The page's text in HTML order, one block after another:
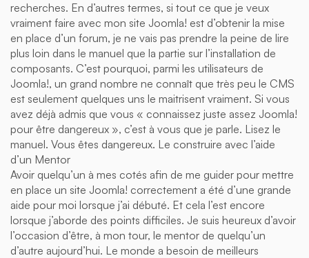
recherches. En d’autres termes, si tout ce que je veux
vraiment faire avec mon site Joomla! est d’obtenir la mise
en place d’un forum, je ne vais pas prendre la peine de lire
plus loin dans le manuel que la partie sur l’installation de
composants. C’est pourquoi, parmi les utilisateurs de
Joomla!, un grand nombre ne connaît que très peu le CMS
est seulement quelques uns le maitrisent vraiment. Si vous
avez déjà admis que vous « connaissez juste assez Joomla!
pour être dangereux », c’est à vous que je parle. Lisez le
manuel. Vous êtes dangereux. Le construire avec l’aide
d’un Mentor
Avoir quelqu’un à mes cotés afin de me guider pour mettre
en place un site Joomla! correctement a été d’une grande
aide pour moi lorsque j’ai débuté. Et cela l’est encore
lorsque j’aborde des points difficiles. Je suis heureux d’avoir
l’occasion d’être, à mon tour, le mentor de quelqu’un
d’autre aujourd’hui. Le monde a besoin de meilleurs